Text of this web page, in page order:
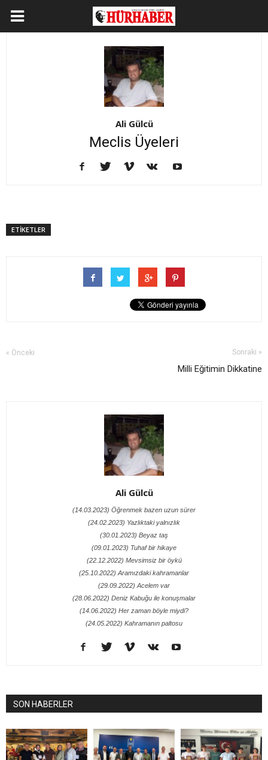
Ali Gülcü
Meclis Üyeleri
ETİKETLER
« Önceki Sonraki »
Milli Eğitimin Dikkatine
Ali Gülcü
(14.03.2023) Öğrenmek bazen uzun sürer
(24.02.2023) Yazlıktaki yalnızlık
(30.01.2023) Beyaz taş
(09.01.2023) Tuhaf bir hikaye
(22.12.2022) Mevsimsiz bir öykü
(25.10.2022) Aramızdaki kahramanlar
(29.09.2022) Acelem var
(28.06.2022) Deniz Kabuğu ile konuşmalar
(14.06.2022) Her zaman böyle miydi?
(24.05.2022) Kahramanın paltosu
SON HABERLER